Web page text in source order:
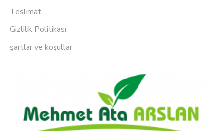
Teslimat
Gizlilik Politikası
şartlar ve koşullar